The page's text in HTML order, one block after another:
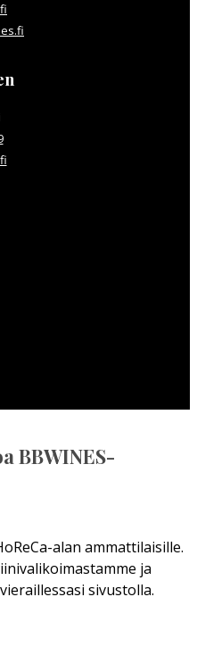
BBWINES-
alan ammattilaisille.
ja
sivustolla.